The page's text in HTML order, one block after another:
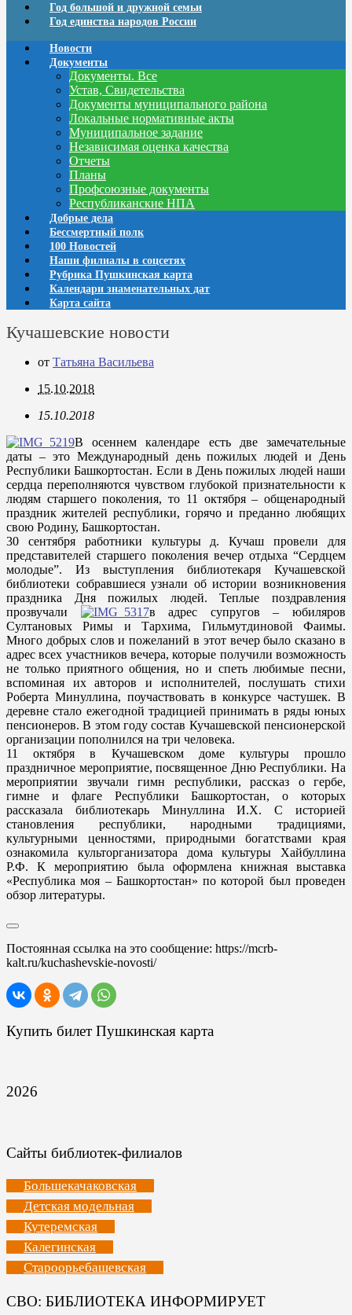
Год большой и дружной семьи
Год единства народов России
Новости
Документы
Документы. Все
Устав, Свидетельства
Документы муниципального района
Локальные нормативные акты
Муниципальное задание
Независимая оценка качества
Отчеты
Планы
Профсоюзные документы
Республиканские НПА
Добрые дела
Бессмертный полк
100 Новостей
Наши филиалы в соцсетях
Рубрика Пушкинская карта
Календари знаменательных дат
Карта сайта
Кучашевские новости
от Татьяна Васильева
15.10.2018
15.10.2018
В осеннем календаре есть две замечательные
даты – это Международный день пожилых людей и День
Республики Башкортостан. Если в День пожилых людей наши
сердца переполняются чувством глубокой признательности к
людям старшего поколения, то 11 октября – общенародный
праздник жителей республики, горячо и преданно любящих
свою Родину, Башкортостан.
30 сентября работники культуры д. Кучаш провели для
представителей старшего поколения вечер отдыха “Сердцем
молодые”. Из выступления библиотекаря Кучашевской
библиотеки собравшиеся узнали об истории возникновения
праздника Дня пожилых людей. Теплые поздравления
прозвучали
в адрес супругов – юбиляров
Султановых Римы и Тархима, Гильмутдиновой Фаимы.
Много добрых слов и пожеланий в этот вечер было сказано в
адрес всех участников вечера, которые получили возможность
не только приятного общения, но и спеть любимые песни,
вспоминая их авторов и исполнителей, послушать стихи
Роберта Минуллина, поучаствовать в конкурсе частушек. В
деревне стало ежегодной традицией принимать в ряды юных
пенсионеров. В этом году состав Кучашевской пенсионерской
организации пополнился на три человека.
11 октября в Кучашевском доме культуры прошло
праздничное мероприятие, посвященное Дню Республики. На
мероприятии звучали гимн республики, рассказ о гербе,
гимне и флаге Республики Башкортостан, о которых
рассказала библиотекарь Минуллина И.Х. С историей
становления республики, народными традициями,
культурными ценностями, природными богатствами края
ознакомила культорганизатора дома культуры Хайбуллина
Р.Ф. К мероприятию была оформлена книжная выставка
«Республика моя – Башкортостан» по которой был проведен
обзор литературы.
Постоянная ссылка на это сообщение: https://mcrb-
kalt.ru/kuchashevskie-novosti/
Купить билет Пушкинская карта
2026
Сайты библиотек-филиалов
Большекачаковская
Детская модельная
Кутеремская
Калегинская
Староорьебашевская
СВО: БИБЛИОТЕКА ИНФОРМИРУЕТ